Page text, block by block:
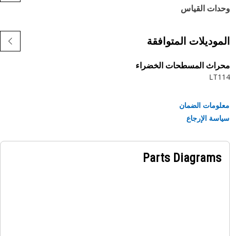
القياس
المتوافقة
المسطحات الخضراء
الضمان
الإرجاع
Parts Diagrams